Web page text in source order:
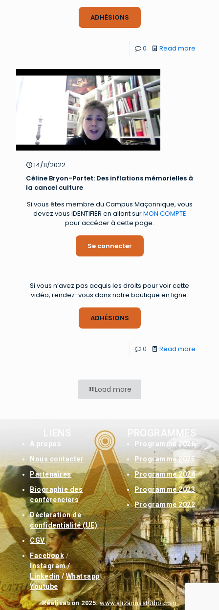
ADHÉSIONS
0 Read more
14/11/2022
Céline Bryon-Portet: Des inflations mémorielles à
la cancel culture
Si vous êtes membre du Campus Maçonnique, vous
devez vous IDENTIFIER en allant surMON COMPTE
pour accéder à cette page.
Se connecter
Si vous n’avez pas acquis les droits pour voir cette
vidéo, rendez-vous dans notre boutique en ligne.
ADHÉSIONS
0 Read more
Load more
LIENS
À propos
Nous contacter
Partenaires
Biographie des
conférenciers
Déclaration de
confidentialité (UE)
CGV
Facebook /
Instagram/
Linkedin/Whatsapp
Youtube
PROGRAMMES
Programme 2026
Programme 2025
Programme 2024
Programme 2023
Programme 2022
Réalisation 2025:www.alizarinastudio.com